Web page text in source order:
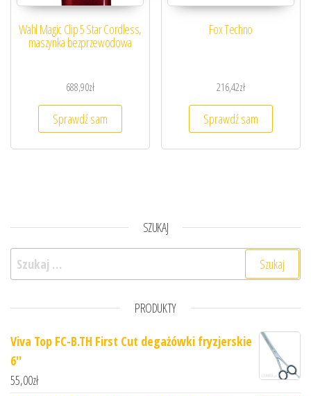
Wahl Magic Clip 5 Star Cordless,
maszynka bezprzewodowa
688,90zł
Sprawdź sam
Fox Techno
216,42zł
Sprawdź sam
SZUKAJ
Szukaj:
PRODUKTY
Viva Top FC-B.TH First Cut degażówki fryzjerskie
6''
55,00zł